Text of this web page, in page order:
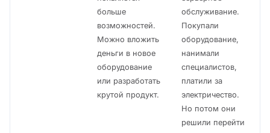
больше
возможностей.
Можно вложить
деньги в новое
оборудование
или разработать
крутой продукт.
обслуживание.
Покупали
оборудование,
нанимали
специалистов,
платили за
электричество.
Но потом они
решили перейти